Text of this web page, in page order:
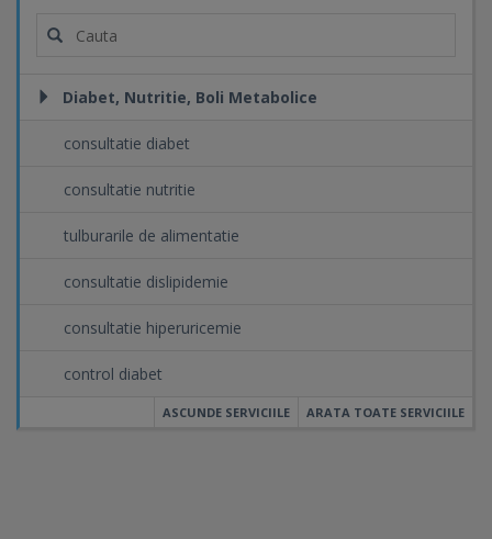
Diabet, Nutritie, Boli Metabolice
consultatie diabet
consultatie nutritie
tulburarile de alimentatie
consultatie dislipidemie
consultatie hiperuricemie
control diabet
ARATA TOATE SERVICIILE
ASCUNDE SERVICIILE